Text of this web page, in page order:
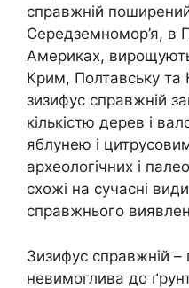
справжній поширений
Середземномор’я, в
Америках,
Крим, Полтавську та
зизифус справжній
кількістю дерев і
яблунею і
археологічних і
схожі на сучасні
справжнього
Зизифус справжній –
невимоглива до